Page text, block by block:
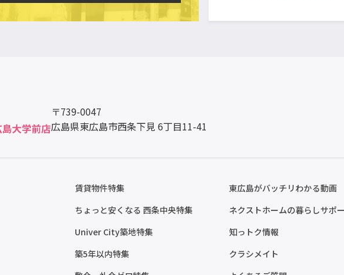
〒739-0047
広島県東広島市西条下見 6丁目11-41
賃貸物件特集
ちょっと安くなる 西条中央特集
Univer City築地特集
築5年以内特集
東広島がバッチリわかる動画
ネクストホームの暮らしサポ
知っトク情報
クラシメイト